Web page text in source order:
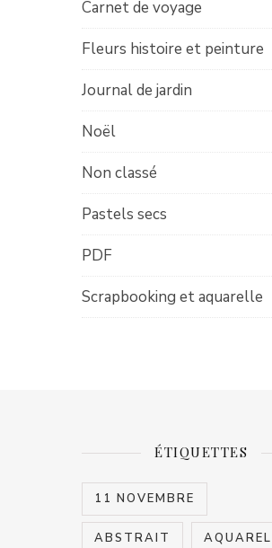
Carnet de voyage
Fleurs histoire et peinture
Journal de jardin
Noël
Non classé
Pastels secs
PDF
Scrapbooking et aquarelle
ÉTIQUETTES
11 NOVEMBRE
ABSTRAIT